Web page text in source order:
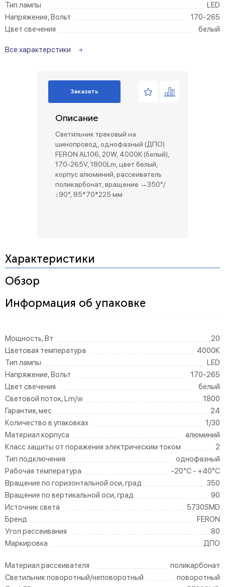
Тип лампы
LED
Напряжение, Вольт
170-265
Цвет свечения
белый
Все характерстики
Заказать
Описание
Светильник трековый на
шинопровод, однофазный (ДПО)
FERON AL106, 20W, 4000К (белый),
170-265V, 1800Lm, цвет белый,
корпус алюминий, рассеиватель
поликарбонат, вращение →350°/
↓90°, 85*70*225 мм
Характеристики
Обзор
Информация об упаковке
Мощность, Вт
20
Цветовая температура
4000К
Тип лампы
LED
Напряжение, Вольт
170-265
Цвет свечения
белый
Световой поток, Lm/w
1800
Гарантия, мес
24
Количество в упаковках
1/30
Материал корпуса
алюминий
Класс защиты от поражения электрическим током
2
Тип подключения:
однофазный
Рабочая температура
-20°C - +40°C
Вращение по горизонтальной оси, град
350
Вращение по вертикальной оси, град
90
Источник света
5730SMD
Бренд
FERON
Угол рассеивания
80
Маркировка
ДПО
Материал рассеивателя
поликарбонат
Светильник поворотный/неповоротный
поворотный